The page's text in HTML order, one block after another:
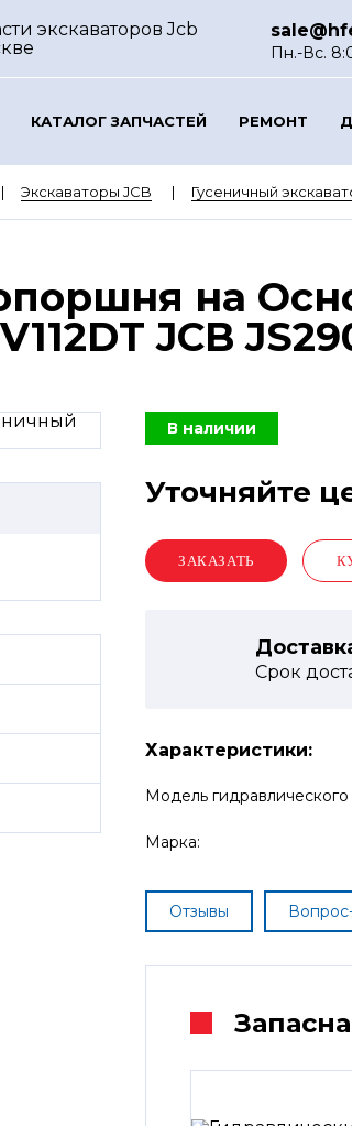
экскаваторов Jcb
Пн.-Вс.
КАТАЛОГ ЗАПЧАСТЕЙ РЕМОНТ
Экскаваторы JCB Гусеничный
на
JCB
В наличии
Уточняйте
Срок
Характеристики:
Модель гидравлического
Марка:
Отзывы